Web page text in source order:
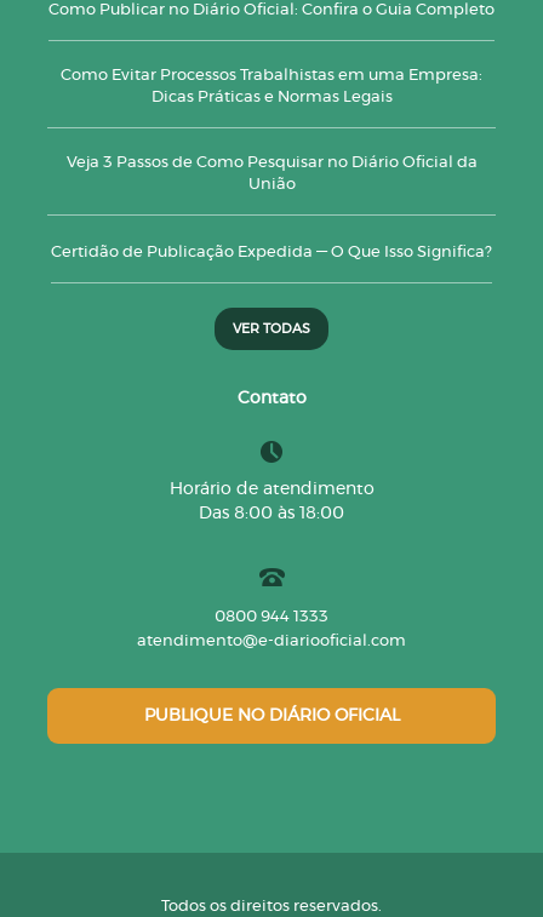
Como Publicar no Diário Oficial: Confira o Guia Completo
Como Evitar Processos Trabalhistas em uma Empresa:
Dicas Práticas e Normas Legais
Veja 3 Passos de Como Pesquisar no Diário Oficial da
União
Certidão de Publicação Expedida — O Que Isso Significa?
VER TODAS
Contato
Horário de atendimento
Das 8:00 às 18:00
0800 944 1333
atendimento@e-diariooficial.com
PUBLIQUE NO DIÁRIO OFICIAL
Todos os direitos reservados.